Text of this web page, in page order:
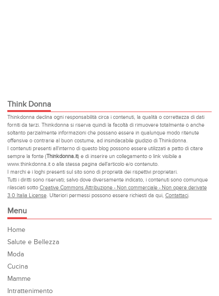
Think Donna
Thinkdonna declina ogni responsabilità circa i contenuti, la qualità o correttezza di dati
forniti da terzi. Thinkdonna si riserva quindi la facoltà di rimuovere totalmente o anche
soltanto parzialmente informazioni che possano essere in qualunque modo ritenute
offensive o contrarie al buon costume, ad insindacabile giudizio di Thinkdonna.
I contenuti presenti all'interno di questo blog possono essere utilizzati a patto di citare
sempre la fonte (Thinkdonna.it) e di inserire un collegamento o link visibile a
www.thinkdonna.it o alla stessa pagina dell'articolo e/o contenuto.
I marchi e i loghi presenti sul sito sono di proprietà dei rispettivi proprietari.
Tutti i diritti sono riservati; salvo dove diversamente indicato, i contenuti sono comunque
rilasciati sotto Creative Commons Attribuzione - Non commerciale - Non opere derivate
3.0 Italia License. Ulteriori permessi possono essere richiesti da qui, Contattaci.
Menu
Home
Salute e Bellezza
Moda
Cucina
Mamme
Intrattenimento